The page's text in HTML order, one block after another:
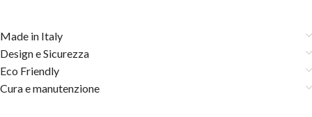
Made in Italy
Design e Sicurezza
Eco Friendly
Cura e manutenzione